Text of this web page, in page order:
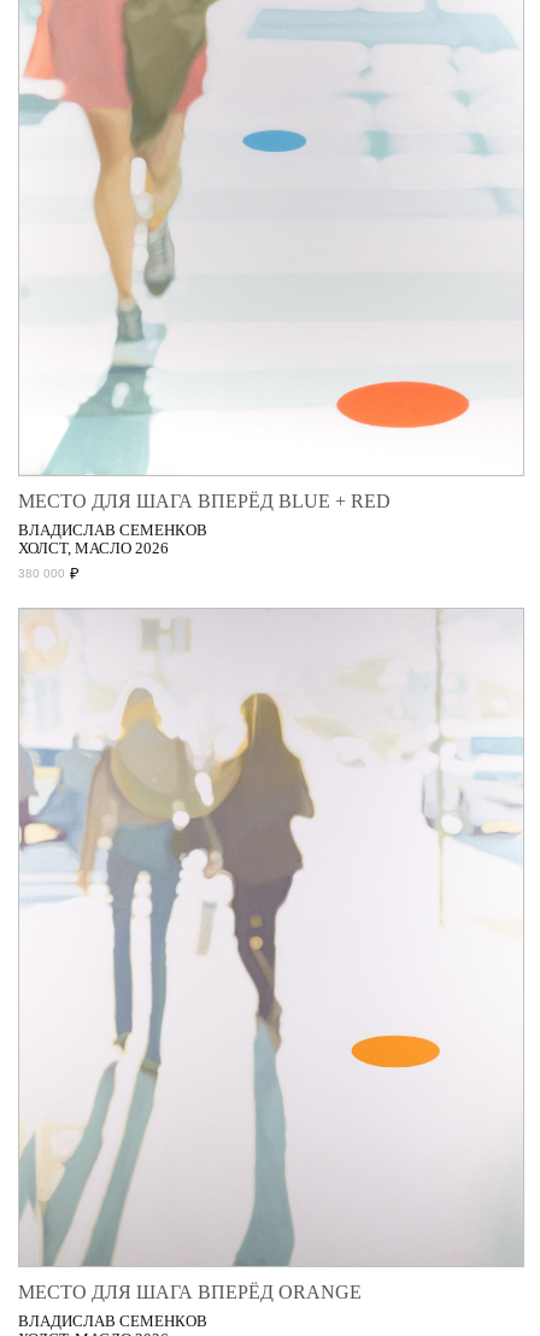
МЕСТО ДЛЯ ШАГА ВПЕРЁД BLUE + RED
ВЛАДИСЛАВ СЕМЕНКОВ
ХОЛСТ, МАСЛО 2026
380 000 ₽
МЕСТО ДЛЯ ШАГА ВПЕРЁД ORANGE
ВЛАДИСЛАВ СЕМЕНКОВ